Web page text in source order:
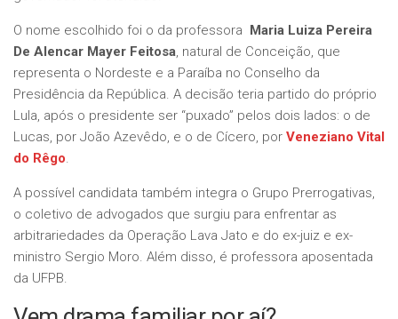
O nome escolhido foi o da professora Maria Luiza Pereira
De Alencar Mayer Feitosa, natural de Conceição, que
representa o Nordeste e a Paraíba no Conselho da
Presidência da República. A decisão teria partido do próprio
Lula, após o presidente ser “puxado” pelos dois lados: o de
Lucas, por João Azevêdo, e o de Cícero, por Veneziano Vital
do Rêgo.
A possível candidata também integra o Grupo Prerrogativas,
o coletivo de advogados que surgiu para enfrentar as
arbitrariedades da Operação Lava Jato e do ex-juiz e ex-
ministro Sergio Moro. Além disso, é professora aposentada
da UFPB.